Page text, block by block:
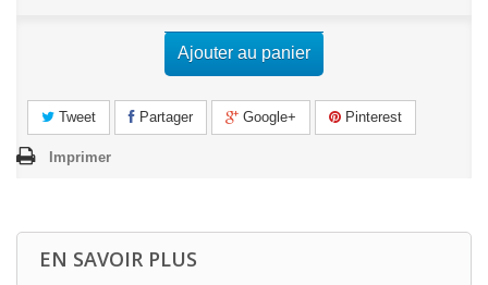
Ajouter au panier
Tweet Partager Google+ Pinterest
Imprimer
EN SAVOIR PLUS